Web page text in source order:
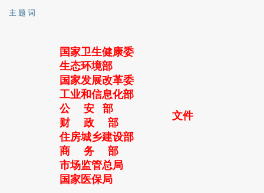
主 题 词
国家卫生健康委
生态环境部
国家发展改革委
工业和信息化部
公 安 部
财 政 部
住房城乡建设部
商 务 部
市场监管总局
国家医保局
文件